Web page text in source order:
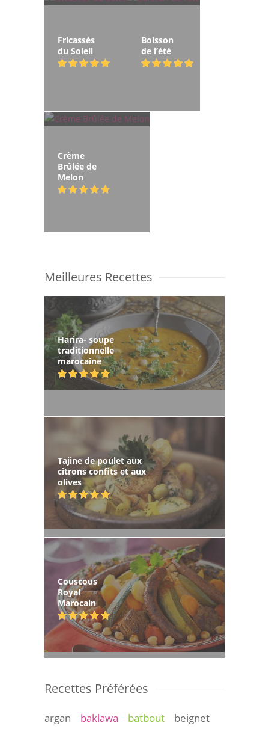
Fricassés
du Soleil
Boisson
de l’été
Crème
Brûlée de
Melon
Meilleures Recettes
Harira- soupe
traditionnelle
marocaine
Tajine de poulet aux
citrons confits et aux
olives
Couscous
Royal
Marocain
Recettes Préférées
argan baklawa batbout
beignet